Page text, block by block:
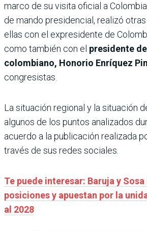
marco de su visita oficial a
de mando presidencial, realizó
ellas con el expresidente de
como también con el presidente
colombiano, Honorio Enríquez
congresistas.
La situación regional y la situación
algunos de los puntos analizados
acuerdo a la publicación realizada
través de sus redes sociales.
Te puede interesar: Baruja y
posiciones y apuestan por la
al 2028